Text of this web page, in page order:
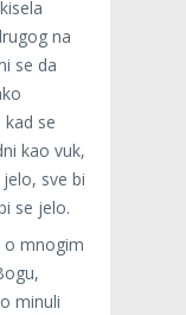
na
se da
se
kao vuk,
sve bi
se jelo.
o mnogim
minuli